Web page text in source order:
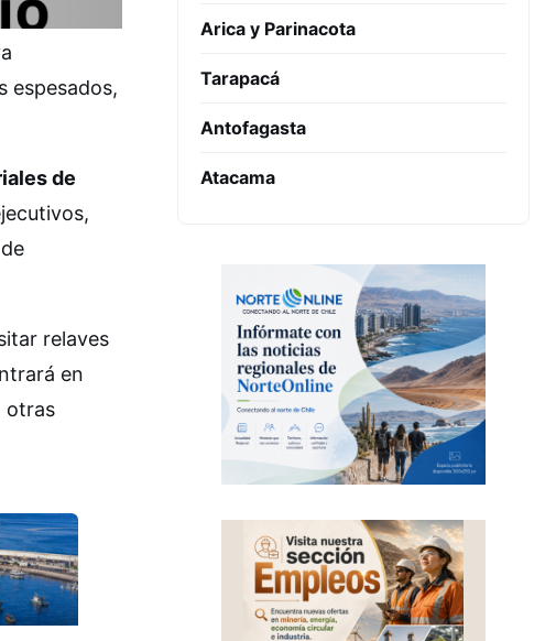
espesados,
de
relaves
en
otras
Arica y Parinacota
Tarapacá
Antofagasta
Atacama